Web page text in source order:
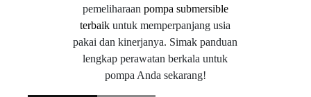
pemeliharaan pompa submersible
terbaik untuk memperpanjang usia
pakai dan kinerjanya. Simak panduan
lengkap perawatan berkala untuk
pompa Anda sekarang!